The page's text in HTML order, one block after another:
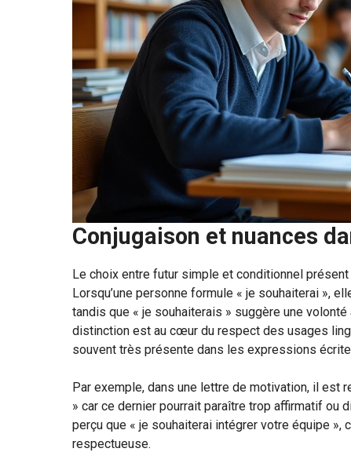
Conjugaison et nuances
Le choix entre futur simple et conditionnel
Lorsqu’une personne formule « je souhaiterai »,
tandis que « je souhaiterais » suggère une
distinction est au cœur du respect des usages
souvent très présente dans les expressions
Par exemple, dans une lettre de motivation, il est
» car ce dernier pourrait paraître trop affirmatif ou
perçu que « je souhaiterai intégrer votre équipe
respectueuse.